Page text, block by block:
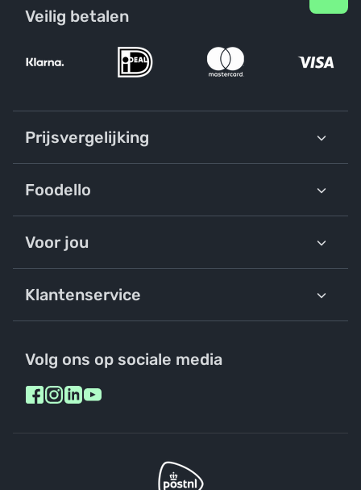
Veilig betalen
Prijsvergelijking
Foodello
Voor jou
Klantenservice
Volg ons op sociale media